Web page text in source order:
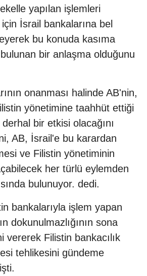
yapılan işlemleri
İsrail bankalarına bel
bu konuda kasıma
bir anlaşma olduğunu
onanması halinde AB'nin,
yönetimine taahhüt ettiği
bir etkisi olacağını
AB, İsrail'e bu karardan
ve Filistin yönetiminin
her türlü eylemden
bulunuyor. dedi.
bankalarıyla işlem yapan
dokunulmazlığının sona
vererek Filistin bankacılık
tehlikesini gündeme